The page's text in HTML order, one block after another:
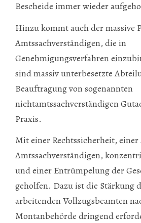
Bescheide immer wieder
Hinzu kommt auch der massive
Amtssachverständigen, die in
Genehmigungsverfahren
sind massiv unterbesetzte
Beauftragung von sogenannten
nichtamtssachverständigen
Praxis.
Mit einer Rechtssicherheit,
Amtssachverständigen,
und einer Entrümpelung der
geholfen. Dazu ist die Stärkung
arbeitenden Vollzugsbeamten
Montanbehörde dringend